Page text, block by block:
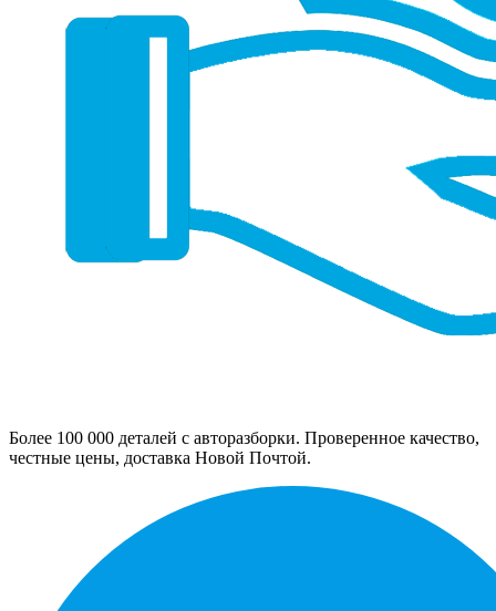
Более 100 000 деталей с авторазборки. Проверенное качество,
честные цены, доставка Новой Почтой.